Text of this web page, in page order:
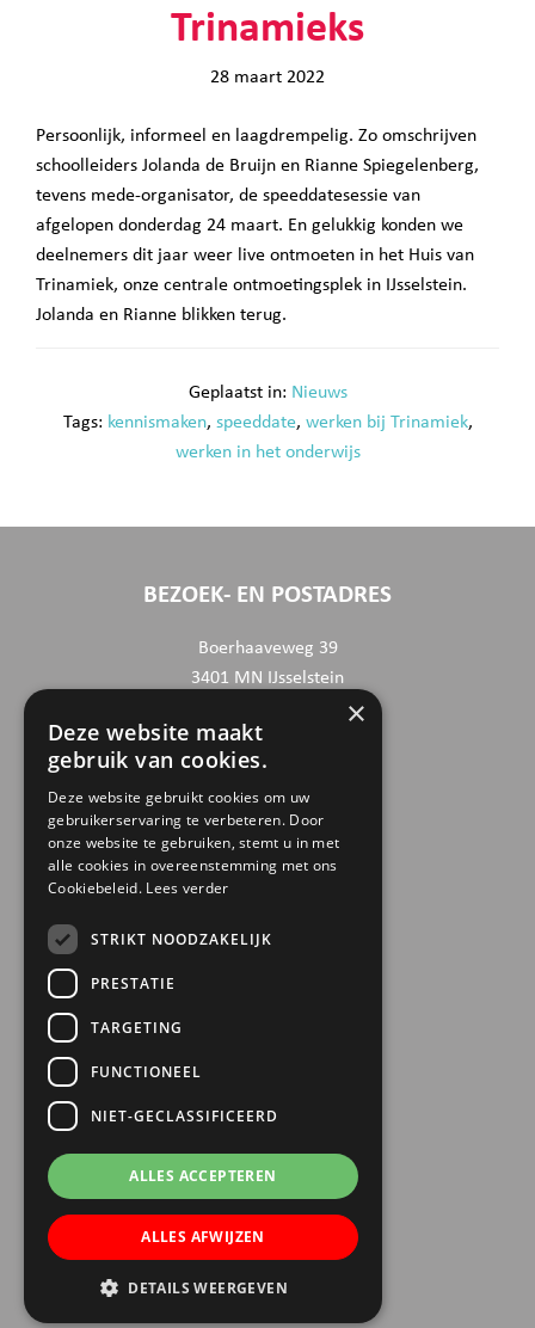
Trinamieks
28 maart 2022
Persoonlijk, informeel en laagdrempelig. Zo omschrijven
schoolleiders Jolanda de Bruijn en Rianne Spiegelenberg,
tevens mede-organisator, de speeddatesessie van
afgelopen donderdag 24 maart. En gelukkig konden we
deelnemers dit jaar weer live ontmoeten in het Huis van
Trinamiek, onze centrale ontmoetingsplek in IJsselstein.
Jolanda en Rianne blikken terug.
Geplaatst in: Nieuws
Tags: kennismaken, speeddate, werken bij Trinamiek,
werken in het onderwijs
BEZOEK- EN POSTADRES
Boerhaaveweg 39
3401 MN IJsselstein
CONTACTGEGEVENS
030 6868444
info@trinamiek.nl
financien@trinamiek.nl
Bestuursnummer: 77975
×
Deze website maakt
gebruik van cookies.
Deze website gebruikt cookies om uw
gebruikerservaring te verbeteren. Door
onze website te gebruiken, stemt u in met
alle cookies in overeenstemming met ons
Cookiebeleid. Lees verder
STRIKT NOODZAKELIJK
PRESTATIE
TARGETING
FUNCTIONEEL
NIET-GECLASSIFICEERD
ALLES ACCEPTEREN
ALLES AFWIJZEN
DETAILS WEERGEVEN